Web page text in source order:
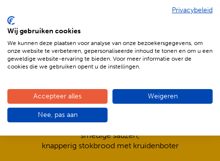
De voordelen van BBQenzo.nl
Compleet is ook écht compleet!
Frisse salades,
smeuïge sauzen,
knapperig stokbrood met kruidenboter
Privacybeleid
Wij gebruiken cookies
We kunnen deze plaatsen voor analyse van onze bezoekersgegevens, om
onze website te verbeteren, gepersonaliseerde inhoud te tonen en om u een
geweldige website-ervaring te bieden. Voor meer informatie over de
cookies die we gebruiken opent u de instellingen.
Accepteer alles Weigeren
Nee, pas aan